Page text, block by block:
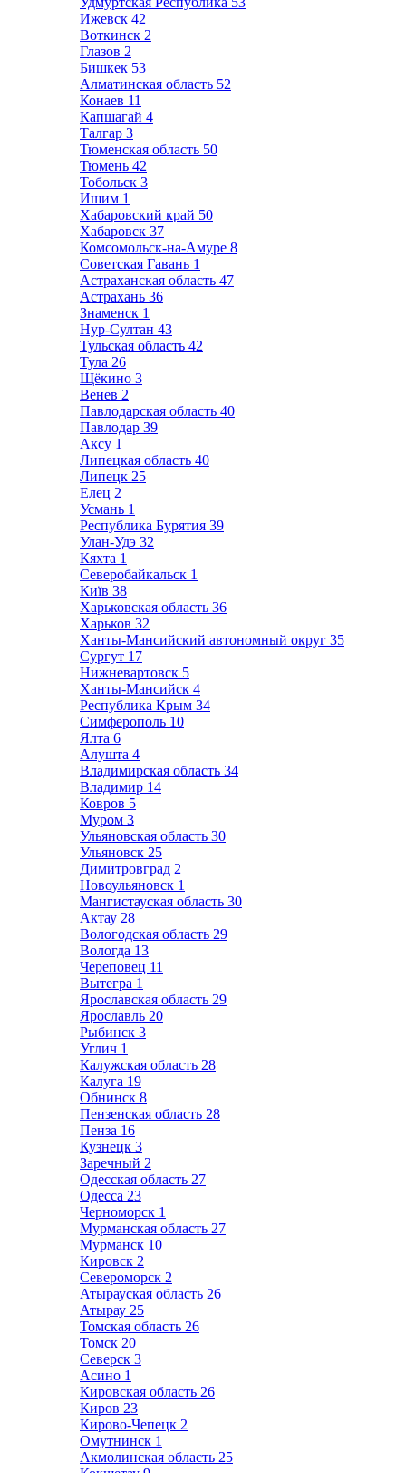
Ижевск 42
Воткинск 2
Глазов 2
Бишкек 53
Алматинская область 52
Конаев 11
Капшагай 4
Талгар 3
Тюменская область 50
Тюмень 42
Тобольск 3
Ишим 1
Хабаровский край 50
Хабаровск 37
Комсомольск-на-Амуре 8
Советская Гавань 1
Астраханская область 47
Астрахань 36
Знаменск 1
Нур-Султан 43
Тульская область 42
Тула 26
Щёкино 3
Венев 2
Павлодарская область 40
Павлодар 39
Аксу 1
Липецкая область 40
Липецк 25
Елец 2
Усмань 1
Республика Бурятия 39
Улан-Удэ 32
Кяхта 1
Северобайкальск 1
Київ 38
Харьковская область 36
Харьков 32
Ханты-Мансийский автономный округ 35
Сургут 17
Нижневартовск 5
Ханты-Мансийск 4
Республика Крым 34
Симферополь 10
Ялта 6
Алушта 4
Владимирская область 34
Владимир 14
Ковров 5
Муром 3
Ульяновская область 30
Ульяновск 25
Димитровград 2
Новоульяновск 1
Мангистауская область 30
Актау 28
Вологодская область 29
Вологда 13
Череповец 11
Вытегра 1
Ярославская область 29
Ярославль 20
Рыбинск 3
Углич 1
Калужская область 28
Калуга 19
Обнинск 8
Пензенская область 28
Пенза 16
Кузнецк 3
Заречный 2
Одесская область 27
Одесса 23
Черноморск 1
Мурманская область 27
Мурманск 10
Кировск 2
Североморск 2
Атырауская область 26
Атырау 25
Томская область 26
Томск 20
Северск 3
Асино 1
Кировская область 26
Киров 23
Кирово-Чепецк 2
Омутнинск 1
Акмолинская область 25